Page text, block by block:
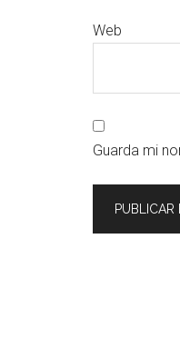
Web
Guarda mi